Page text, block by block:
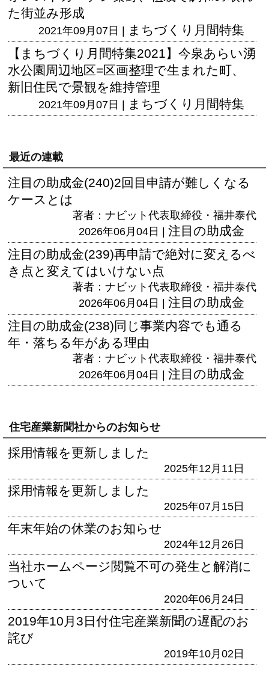
た街並み形成
2021年09月07日 | まちづくり月間特集
【まちづくり月間特集2021】今泉あらい湧
水公園周辺地区=区画整理で生まれた町、
新旧住民で景観を維持管理
2021年09月07日 | まちづくり月間特集
最近の連載
注目の助成金(240)2回目申請が難しくなる
ケースとは
著者：ナビット代表取締役・福井泰代
2026年06月04日 | 注目の助成金
注目の助成金(239)再申請で絶対に変えるべ
き点と変えてはいけない点
著者：ナビット代表取締役・福井泰代
2026年06月04日 | 注目の助成金
注目の助成金(238)同じ事業内容でも通る
年・落ちる年がある理由
著者：ナビット代表取締役・福井泰代
2026年06月04日 | 注目の助成金
住宅産業新聞社からのお知らせ
採用情報を更新しました
2025年12月11日
採用情報を更新しました
2025年07月15日
年末年始の休業のお知らせ
2024年12月26日
当社ホームページ閲覧不可の発生と解消に
ついて
2020年06月24日
2019年10月3日付住宅産業新聞の遅配のお
詫び
2019年10月02日